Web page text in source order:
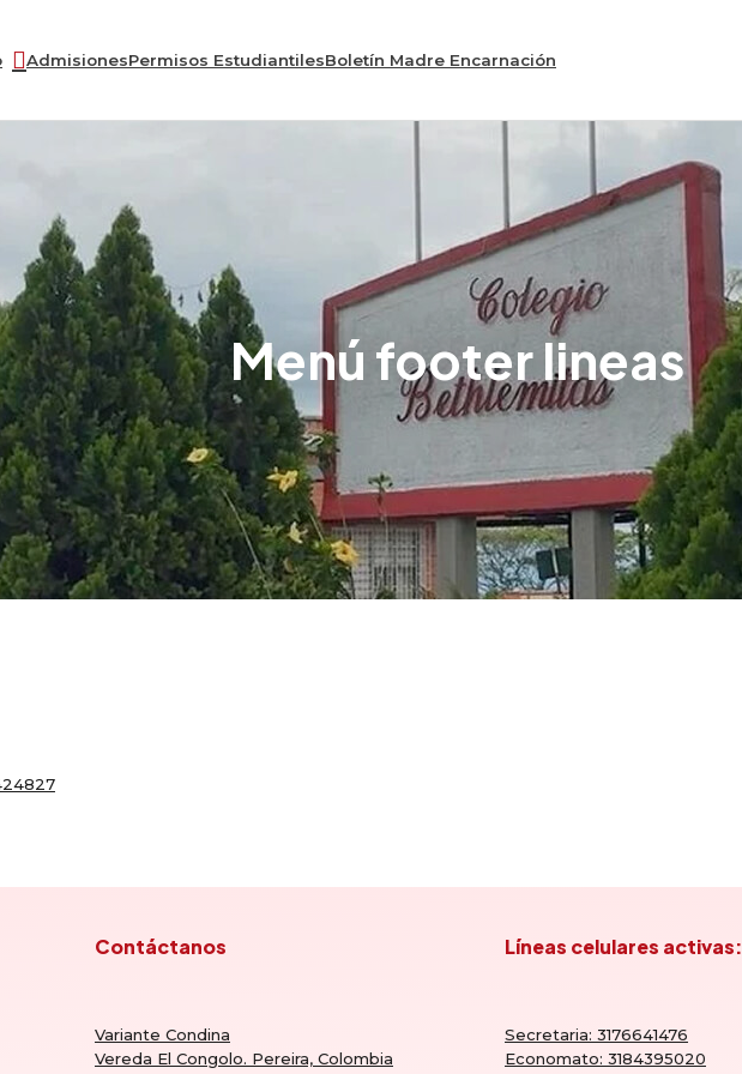
AdmisionesPermisos EstudiantilesBoletín Madre Encarnación
Menú footer lineas
Contáctanos
Variante Condina
Vereda El Congolo. Pereira, Colombia
Líneas celulares activas:
Secretaria: 3176641476
Economato: 3184395020